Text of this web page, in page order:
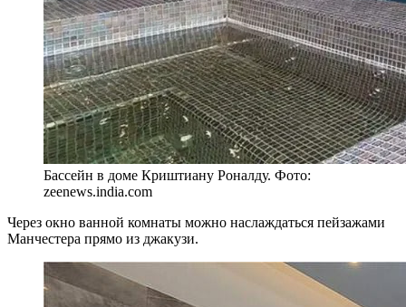
Бассейн в доме Криштиану Роналду. Фото:
zeenews.india.com
Через окно ванной комнаты можно наслаждаться пейзажами
Манчестера прямо из джакузи.